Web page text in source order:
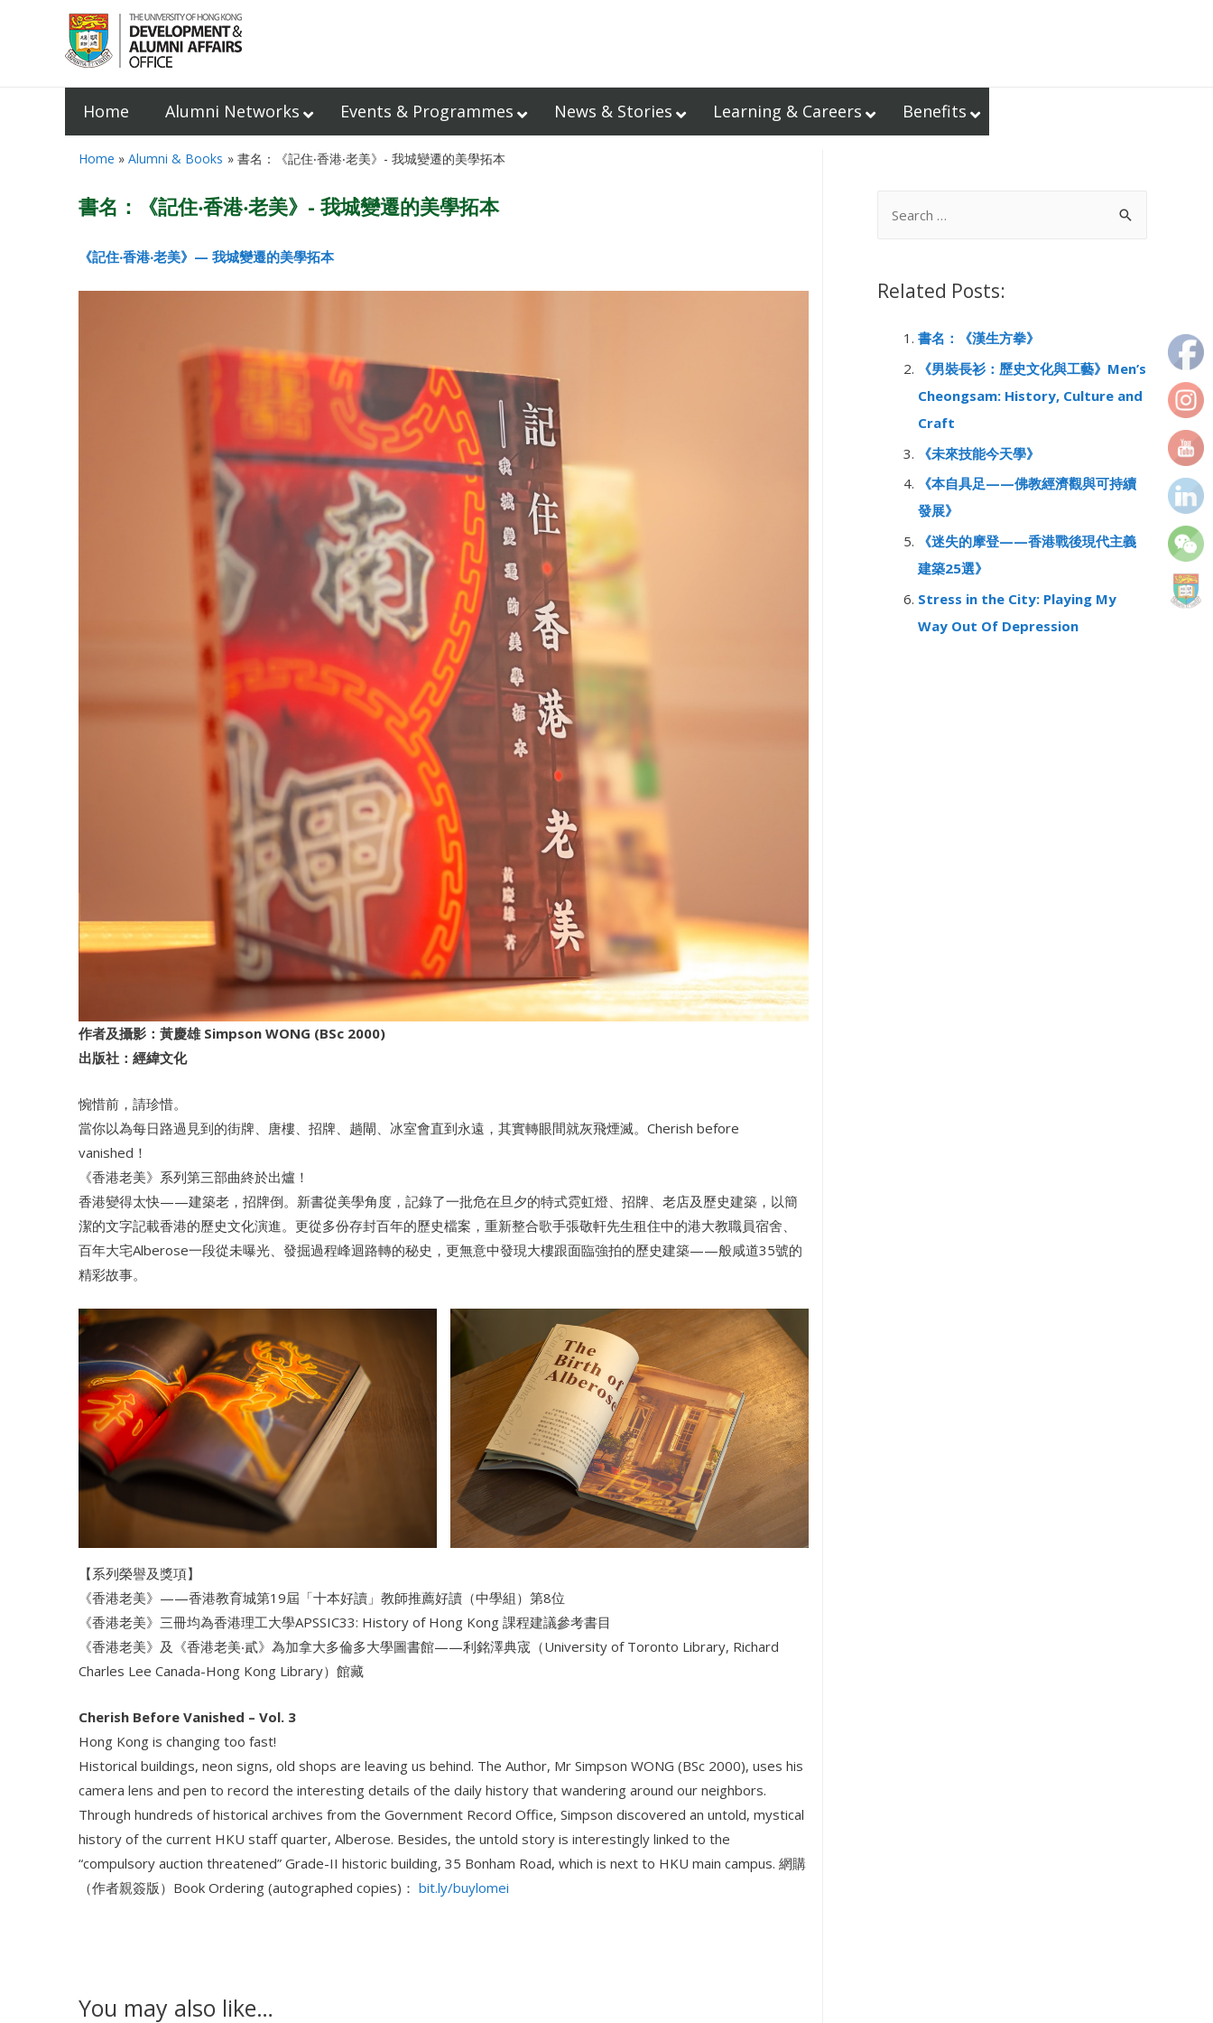
Home Alumni Networks Events & Programmes News & Stories Learning & Careers Benefits
Home Alumni & Books 書名：《記住‧香港‧老美》- 我城變遷的美學拓本
書名：《記住‧香港‧老美》- 我城變遷的美學拓本
《記住‧香港‧老美》— 我城變遷的美學拓本
作者及攝影：黃慶雄 Simpson WONG (BSc 2000)
出版社：經緯文化
惋惜前，請珍惜。
當你以為每日路過見到的街牌、唐樓、招牌、趟閘、冰室會直到永遠，其實轉眼間就灰飛煙滅。Cherish before
vanished！
《香港老美》系列第三部曲終於出爐！
香港變得太快——建築老，招牌倒。新書從美學角度，記錄了一批危在旦夕的特式霓虹燈、招牌、老店及歷史建築，以簡
潔的文字記載香港的歷史文化演進。更從多份存封百年的歷史檔案，重新整合歌手張敬軒先生租住中的港大教職員宿舍、
百年大宅Alberose一段從未曝光、發掘過程峰迴路轉的秘史，更無意中發現大樓跟面臨強拍的歷史建築——般咸道35號的
精彩故事。
【系列榮譽及獎項】
《香港老美》——香港教育城第19屆「十本好讀」教師推薦好讀（中學組）第8位
《香港老美》三冊均為香港理工大學APSSIC33: History of Hong Kong 課程建議參考書目
《香港老美》及《香港老美‧貳》為加拿大多倫多大學圖書館——利銘澤典宬（University of Toronto Library, Richard
Charles Lee Canada-Hong Kong Library）館藏
Cherish Before Vanished – Vol. 3
Hong Kong is changing too fast!
Historical buildings, neon signs, old shops are leaving us behind. The Author, Mr Simpson WONG (BSc 2000), uses his
camera lens and pen to record the interesting details of the daily history that wandering around our neighbors.
Through hundreds of historical archives from the Government Record Office, Simpson discovered an untold, mystical
history of the current HKU staff quarter, Alberose. Besides, the untold story is interestingly linked to the
“compulsory auction threatened” Grade-II historic building, 35 Bonham Road, which is next to HKU main campus. 網購
（作者親簽版）Book Ordering (autographed copies)： bit.ly/buylomei
You may also like…
rRelated Posts:
書名：《漢生方拳》
《男裝長衫：歷史文化與工藝》Men’s
Cheongsam: History, Culture and
Craft
《未來技能今天學》
《本自具足——佛教經濟觀與可持續
發展》
《迷失的摩登——香港戰後現代主義
建築25選》
Stress in the City: Playing My
Way Out Of Depression